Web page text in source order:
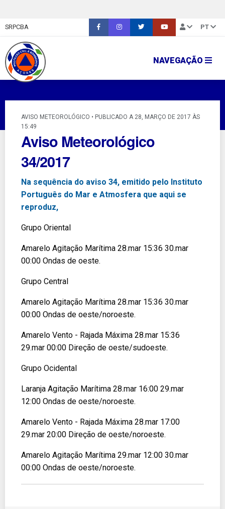
SRPCBA PT
NAVEGAÇÃO
AVISO METEOROLÓGICO • PUBLICADO A 28, MARÇO DE 2017 ÀS
15:49
Aviso Meteorológico
34/2017
Na sequência do aviso 34, emitido pelo Instituto
Português do Mar e Atmosfera que aqui se
reproduz,
Grupo Oriental
Amarelo Agitação Marítima 28.mar 15:36 30.mar
00:00 Ondas de oeste.
Grupo Central
Amarelo Agitação Marítima 28.mar 15:36 30.mar
00:00 Ondas de oeste/noroeste.
Amarelo Vento - Rajada Máxima 28.mar 15:36
29.mar 00:00 Direção de oeste/sudoeste.
Grupo Ocidental
Laranja Agitação Marítima 28.mar 16:00 29.mar
12:00 Ondas de oeste/noroeste.
Amarelo Vento - Rajada Máxima 28.mar 17:00
29.mar 20:00 Direção de oeste/noroeste.
Amarelo Agitação Marítima 29.mar 12:00 30.mar
00:00 Ondas de oeste/noroeste.